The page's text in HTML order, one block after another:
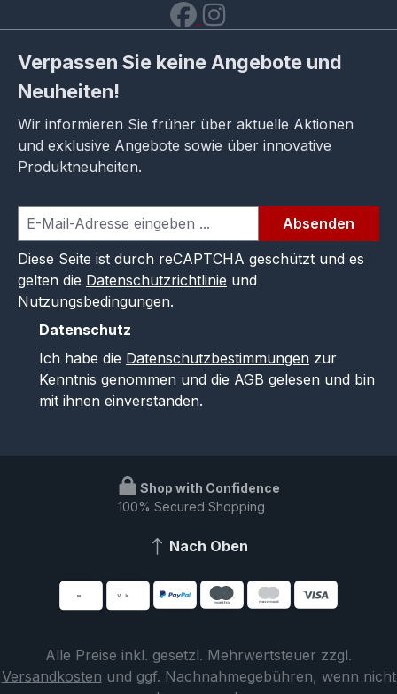
Verpassen Sie keine Angebote und
Neuheiten!
Wir informieren Sie früher über aktuelle Aktionen
und exklusive Angebote sowie über innovative
Produktneuheiten.
Absenden
Diese Seite ist durch reCAPTCHA geschützt und es
gelten die Datenschutzrichtlinie und
Nutzungsbedingungen.
Datenschutz
Ich habe die Datenschutzbestimmungen zur
Kenntnis genommen und die AGB gelesen und bin
mit ihnen einverstanden.
Shop with Confidence
100% Secured Shopping
Nach Oben
Alle Preise inkl. gesetzl. Mehrwertsteuer zzgl.
Versandkosten und ggf. Nachnahmegebühren, wenn nicht